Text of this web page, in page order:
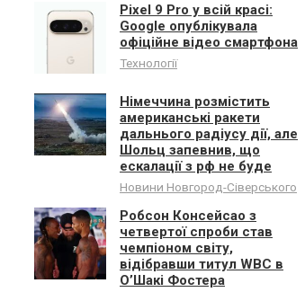
Pixel 9 Pro у всій красі:
Google опублікувала
офіційне відео смартфона
Технології
Німеччина розмістить
американські ракети
дальнього радіусу дії, але
Шольц запевнив, що
ескалації з рф не буде
Новини Новгород-Сіверського
Робсон Консейсао з
четвертої спроби став
чемпіоном світу,
відібравши титул WBC в
О’Шакі Фостера